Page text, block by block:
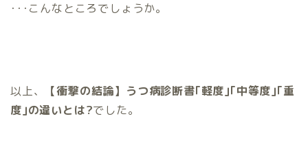
･･･こんなところでしょうか。
以上、
【衝撃の結論】うつ病診断書｢軽度｣｢中等度｣｢重
度｣の違いとは?でした。